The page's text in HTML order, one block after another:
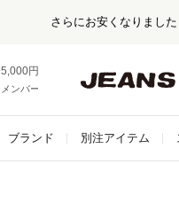
さらにお安くなりまし
5,000円以上お買い上げで送料無料！
メンバー登録でお得な情報をゲット。さ
ブランド 別注アイテム